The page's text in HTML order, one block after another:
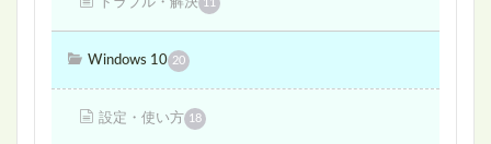
11
Windows 10 20
設定・使い方 18